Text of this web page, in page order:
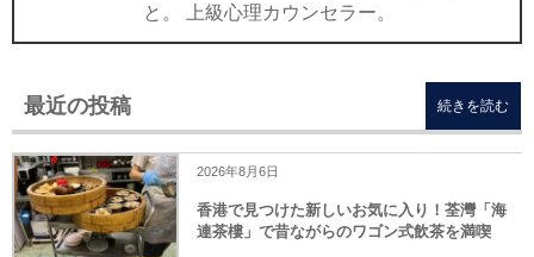
と。 上級心理カウンセラー。
最近の投稿
2026年8月6日
香港で見つけた新しいお気に入り！荃灣「海
連茶樓」で昔ながらのワゴン式飲茶を満喫
続きを読む